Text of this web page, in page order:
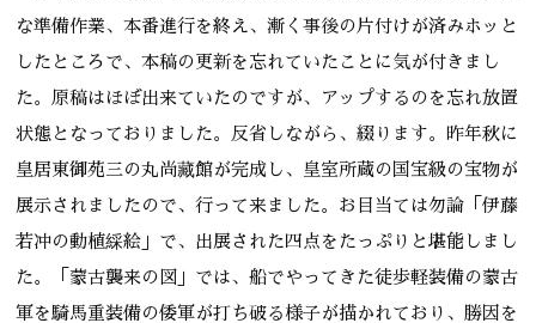
な準備作業、本番進行を終え、漸く事後の片付けが済みホッと
したところで、本稿の更新を忘れていたことに気が付きまし
た。原稿はほぼ出来ていたのですが、アップするのを忘れ放置
状態となっておりました。反省しながら、綴ります。昨年秋に
皇居東御苑三の丸尚藏館が完成し、皇室所蔵の国宝級の宝物が
展示されましたので、行って来ました。お目当ては勿論「伊藤
若冲の動植綵絵」で、出展された四点をたっぷりと堪能しまし
た。「蒙古襲来の図」では、船でやってきた徒歩軽装備の蒙古
軍を騎馬重装備の倭軍が打ち破る様子が描かれており、勝因を